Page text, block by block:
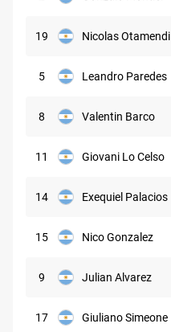
19 Nicolas Otamendi
5 Leandro Paredes
8 Valentin Barco
11 Giovani Lo Celso
14 Exequiel Palacios
15 Nico Gonzalez
9 Julian Alvarez
17 Giuliano Simeone